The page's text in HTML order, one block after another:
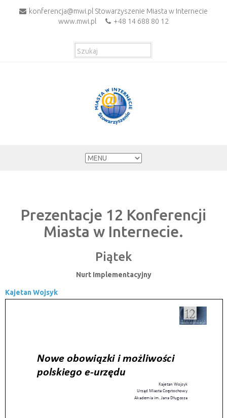
konferencja@mwi.pl Stowarzyszenie Miasta w Internecie
www.mwi.pl
+48 14 688 80 12
Prezentacje 12 Konferencji
Miasta w Internecie.
Piątek
Nurt Implementacyjny
Kajetan Wojsyk